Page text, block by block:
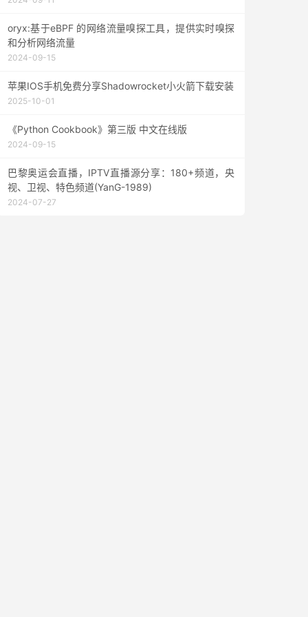
oryx:基于eBPF 的网络流量嗅探工具，提供实时嗅探
和分析网络流量
2024-09-15
苹果IOS手机免费分享Shadowrocket小火箭下载安装
2025-10-01
《Python Cookbook》第三版 中文在线版
2024-09-15
巴黎奥运会直播，IPTV直播源分享：180+频道，央
视、卫视、特色频道(YanG-1989)
2024-07-27